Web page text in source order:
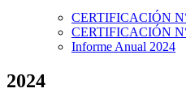
CERTIFICACIÓN
CERTIFICACIÓN
Informe Anual 2024
2024